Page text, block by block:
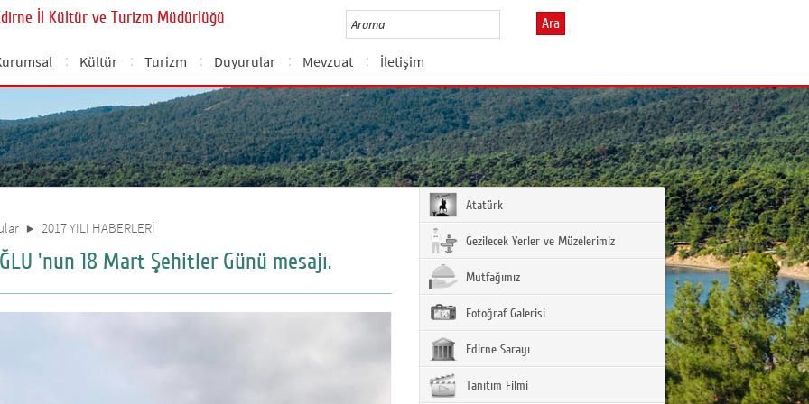
İl Kültür ve Turizm Müdürlüğü Ara
Kültür Turizm Duyurular Mevzuat İletişim
2017 YILI HABERLERİ
'nun 18 Mart Şehitler Günü mesajı.
Atatürk
Gezilecek Yerler ve Müzelerimiz
Mutfağımız
Fotoğraf Galerisi
Edirne Sarayı
Tanıtım Filmi